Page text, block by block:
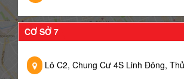
CƠ SỞ 7
Lô C2, Chung Cư 4S Linh Đông,